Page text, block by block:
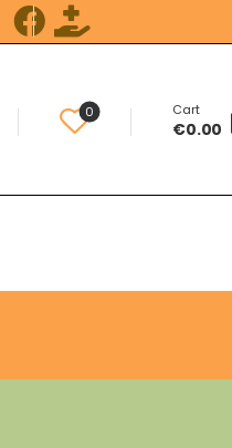
0 Cart
€0.00